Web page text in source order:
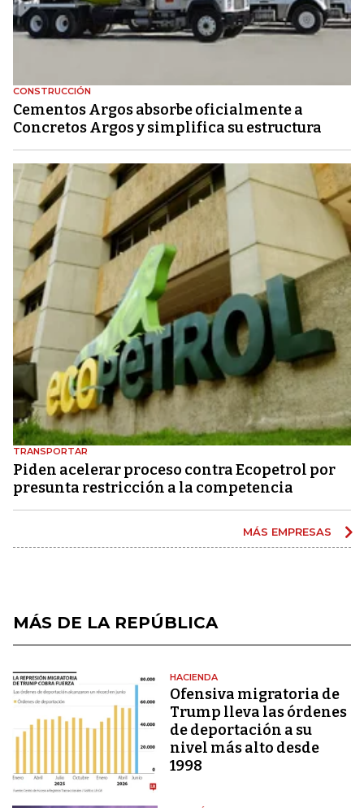
CONSTRUCCIÓN
Cementos Argos absorbe oficialmente a
Concretos Argos y simplifica su estructura
TRANSPORTAR
Piden acelerar proceso contra Ecopetrol por
presunta restricción a la competencia
MÁS EMPRESAS
MÁS DE LA REPÚBLICA
HACIENDA
Ofensiva migratoria de
Trump lleva las órdenes
de deportación a su
nivel más alto desde
1998